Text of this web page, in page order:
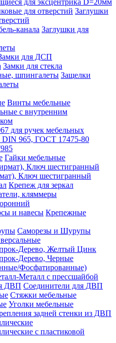
для эксцентрика D=20мм
Заглушки
Заглушки для
для ДСП
Замки для стекла
Защелки
Винты мебельные
с внутренним
для ручек мебельных
965, ГОСТ 17475-80
Гайки мебельные
Ключ шестигранный
Крепеж для зеркал
кляммеры
Крепежные
Саморезы и Шурупы
Дерево, Желтый Цинк
Дерево, Черные
Фосфатированные)
Металл с прессшайбой
Соединители для ДВП
Стяжки мебельные
Уголки мебельные
задней стенки из ДВП
с пластиковой